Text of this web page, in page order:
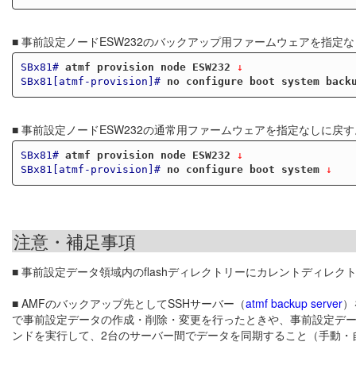
■ 事前設定ノードESW232のバックアップ用ファームウェアを指定
SBx81# atmf provision node ESW232 ↓
SBx81[atmf-provision]#
no configure boot system
■ 事前設定ノードESW232の通常用ファームウェアを指定なしに戻
SBx81# atmf provision node ESW232 ↓
SBx81[atmf-provision]#
no configure boot system ↓
注意・補足事項
■ 事前設定データ領域内のflashディレクトリーにカレントディレク
■ AMFのバックアップ先としてSSHサーバー（atmf backup server
で事前設定データの作成・削除・変更を行ったときや、事前設定デ
ンドを実行して、2台のサーバー間でデータを同期すること（手動